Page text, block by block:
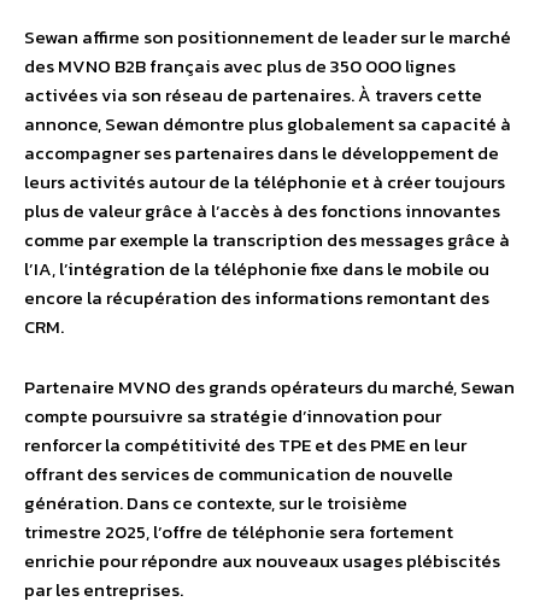
Sewan affirme son positionnement de leader sur le marché
des MVNO B2B français avec plus de 350 000 lignes
activées via son réseau de partenaires. À travers cette
annonce, Sewan démontre plus globalement sa capacité à
accompagner ses partenaires dans le développement de
leurs activités autour de la téléphonie et à créer toujours
plus de valeur grâce à l’accès à des fonctions innovantes
comme par exemple la transcription des messages grâce à
l’IA, l’intégration de la téléphonie fixe dans le mobile ou
encore la récupération des informations remontant des
CRM.
Partenaire MVNO des grands opérateurs du marché, Sewan
compte poursuivre sa stratégie d’innovation pour
renforcer la compétitivité des TPE et des PME en leur
offrant des services de communication de nouvelle
génération. Dans ce contexte, sur le troisième
trimestre 2025, l’offre de téléphonie sera fortement
enrichie pour répondre aux nouveaux usages plébiscités
par les entreprises.